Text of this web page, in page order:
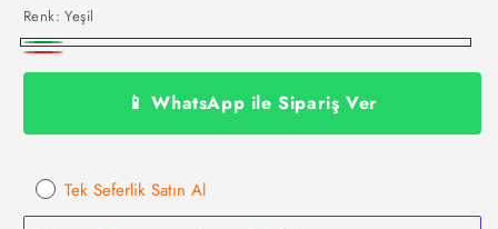
Renk:Yeşil
Yeşil
Kırmızı
📱 WhatsApp ile Sipariş Ver
Tek Seferlik Satın Al